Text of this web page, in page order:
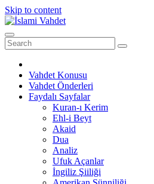
Skip to content
Vahdet Konusu
Vahdet Önderleri
Faydalı Sayfalar
Kuran-ı Kerim
Ehl-i Beyt
Akaid
Dua
Analiz
Ufuk Açanlar
İngiliz Şiiliği